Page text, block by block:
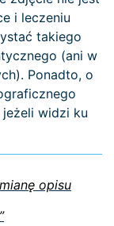
i leczeniu
takiego
(ani w
Ponadto, o
widzi ku
opisu